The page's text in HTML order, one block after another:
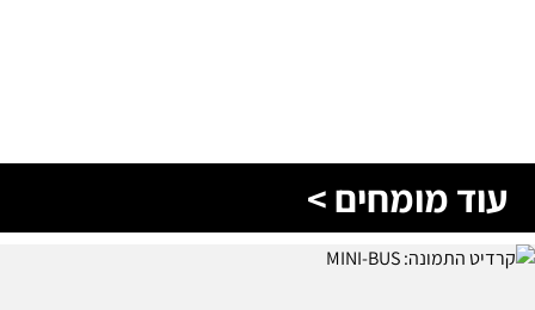
עוד מומחים >